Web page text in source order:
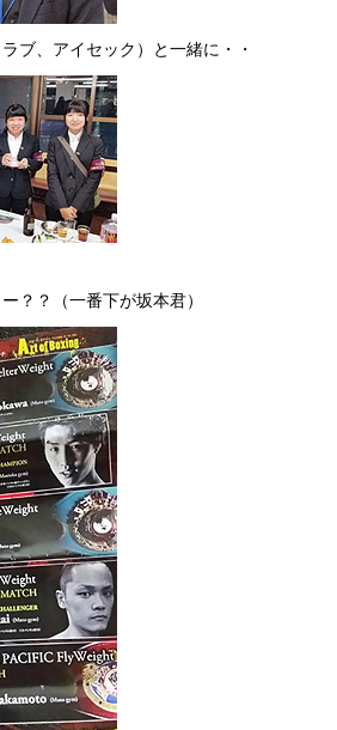
ブ、アイセック）と一緒に・・
？？（一番下が坂本君）